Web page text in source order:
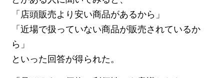
「店頭販売より安い商品があるから」
「近場で扱っていない商品が販売されているか
ら」
といった回答が得られた。